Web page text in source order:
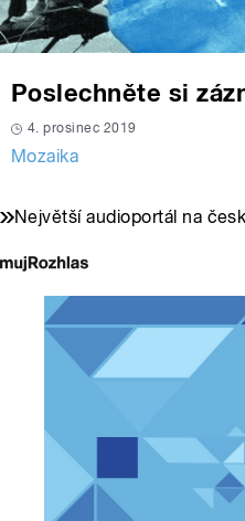
Poslechněte si
4. prosinec 2019
Mozaika
Největší audioportál na